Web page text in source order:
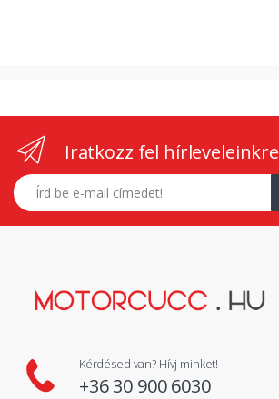
Iratkozz fel hírleveleinkre
E-mail címed
Kérdésed van? Hívj minket!
+36 30 900 6030